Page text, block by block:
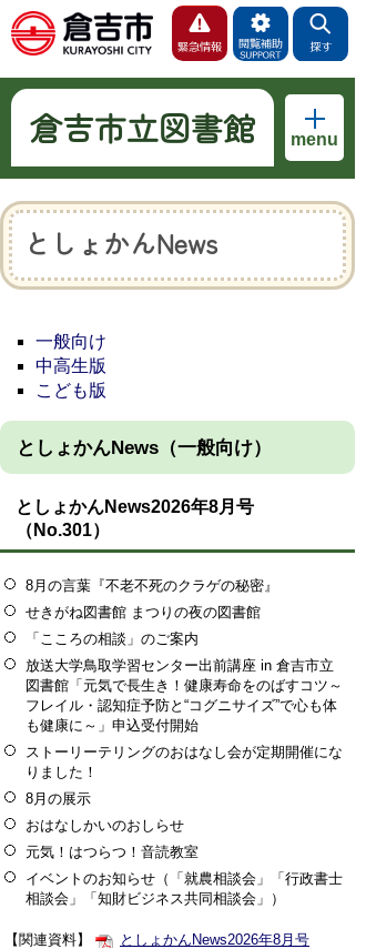
倉吉市立図書館 menu
としょかんNews
一般向け
中高生版
こども版
としょかんNews（一般向け）
としょかんNews2026年8月号
（No.301）
8月の言葉『不老不死のクラゲの秘密』
せきがね図書館 まつりの夜の図書館
「こころの相談」のご案内
放送大学鳥取学習センター出前講座 in 倉吉市立
図書館「元気で長生き！健康寿命をのばすコツ～
フレイル・認知症予防と“コグニサイズ”で心も体
も健康に～」申込受付開始
ストーリーテリングのおはなし会が定期開催にな
りました！
8月の展示
おはなしかいのおしらせ
元気！はつらつ！音読教室
イベントのお知らせ（「就農相談会」「行政書士
相談会」「知財ビジネス共同相談会」）
【関連資料】
としょかんNews2026年8月号